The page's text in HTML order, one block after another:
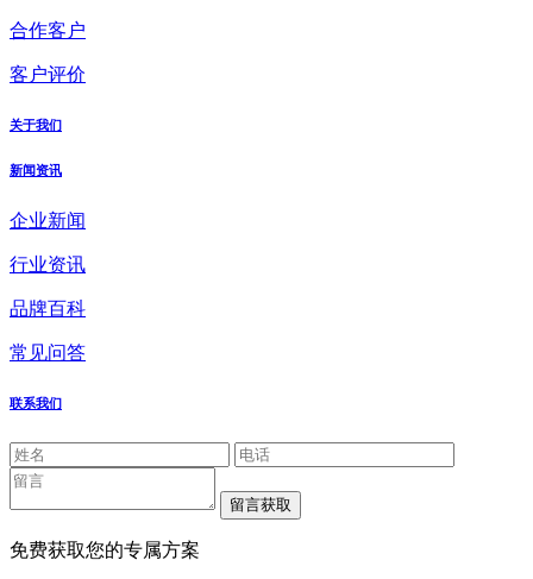
合作客户
客户评价
关于我们
新闻资讯
企业新闻
行业资讯
品牌百科
常见问答
联系我们
免费获取您的专属方案